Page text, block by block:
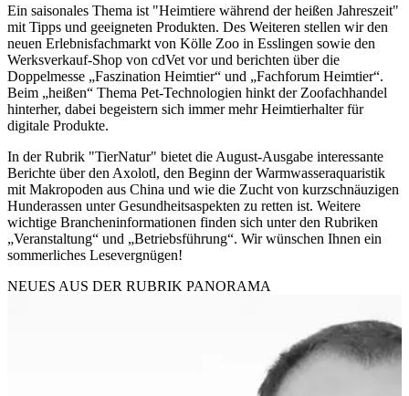
Ein saisonales Thema ist "Heimtiere während der heißen Jahreszeit"
mit Tipps und geeigneten Produkten. Des Weiteren stellen wir den
neuen Erlebnisfachmarkt von Kölle Zoo in Esslingen sowie den
Werksverkauf-Shop von cdVet vor und berichten über die
Doppelmesse „Faszination Heimtier“ und „Fachforum Heimtier“.
Beim „heißen“ Thema Pet-Technologien hinkt der Zoofachhandel
hinterher, dabei begeistern sich immer mehr Heimtierhalter für
digitale Produkte.
In der Rubrik "TierNatur" bietet die August-Ausgabe interessante
Berichte über den Axolotl, den Beginn der Warmwasseraquaristik
mit Makropoden aus China und wie die Zucht von kurzschnäuzigen
Hunderassen unter Gesundheitsaspekten zu retten ist. Weitere
wichtige Brancheninformationen finden sich unter den Rubriken
„Veranstaltung“ und „Betriebsführung“. Wir wünschen Ihnen ein
sommerliches Lesevergnügen!
NEUES AUS DER RUBRIK PANORAMA